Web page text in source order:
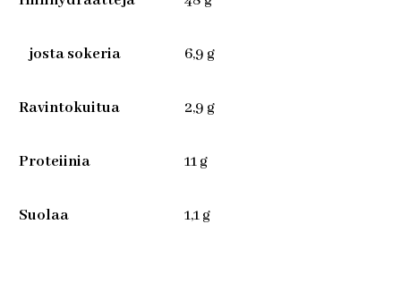
josta sokeria 6,9 g
Ravintokuitua 2,9 g
Proteiinia 11 g
Suolaa 1,1 g